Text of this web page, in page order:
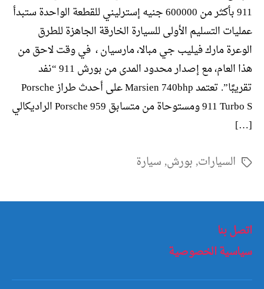
911 بأكثر من 600000 جنيه إسترليني للقطعة الواحدة ستبدأ
عمليات التسليم الأولى للسيارة الخارقة الجاهزة للطرق
الوعرة مارك فيليب جي مبالا، مارسيان ، في وقت لاحق من
هذا العام، مع إصدار محدود المدى من بورش 911 “نفد
تقريبًا”. تعتمد Marsien 740bhp على أحدث طراز Porsche
911 Turbo S ومستوحاة من متسابق Porsche 959 الراديكالي
[…]
الوسومالسيارات,بورش,سيارة
اتصل بنا
سياسية الخصوصية